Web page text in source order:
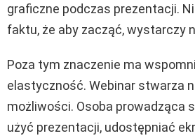
graficzne podczas prezentacji.
faktu, że aby zacząć, wystarczy
Poza tym znaczenie ma
elastyczność. Webinar stwarza
możliwości. Osoba prowadząca
użyć prezentacji, udostępniać